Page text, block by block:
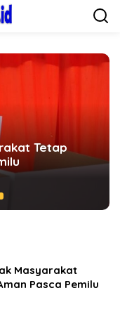
akan Maju Jadi
Masyarakat
Pasca Pemilu